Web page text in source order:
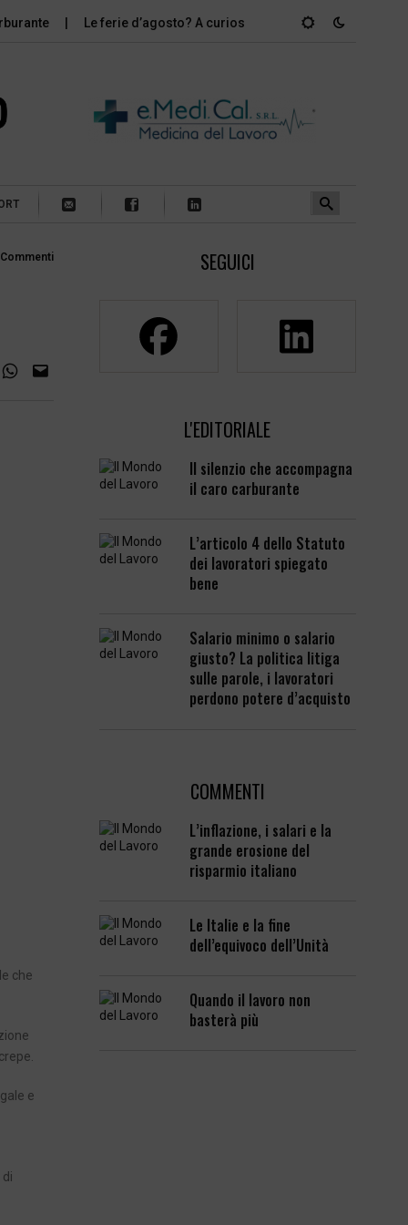
Le ferie d’agosto? A curiosare nei laboratori artigiani
che
e
SEGUICI
L'EDITORIALE
Il silenzio che accompagna
il caro carburante
L’articolo 4 dello Statuto
dei lavoratori spiegato
bene
Salario minimo o salario
giusto? La politica litiga
sulle parole, i lavoratori
perdono potere d’acquisto
COMMENTI
L’inflazione, i salari e la
grande erosione del
risparmio italiano
Le Italie e la fine
dell’equivoco dell’Unità
Quando il lavoro non
basterà più